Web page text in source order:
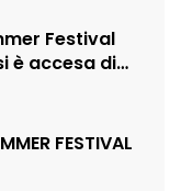
Festival
è accesa di
FESTIVAL